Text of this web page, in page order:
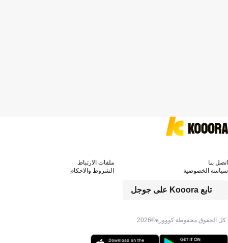
كل الحقوق محفوظة كووورة©2026
تابع Kooora على جوجل
اتصل بنا
ملفات الارتباط
سياسة الخصوصية
الشروط والاحكام